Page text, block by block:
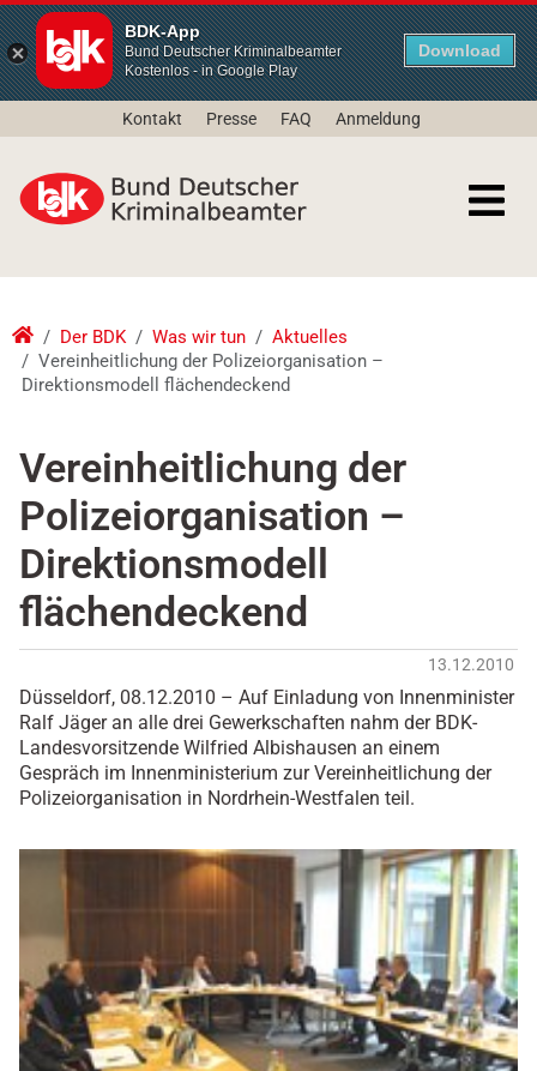
BDK-App
Bund Deutscher Kriminalbeamter
Kostenlos - in Google Play
Download
Kontakt Presse FAQ Anmeldung
Der BDK Was wir tun
Aktuelles
Vereinheitlichung der Polizeiorganisation –
Direktionsmodell flächendeckend
Vereinheitlichung der
Polizeiorganisation –
Direktionsmodell
flächendeckend
13.12.2010
Düsseldorf, 08.12.2010 – Auf Einladung von Innenminister
Ralf Jäger an alle drei Gewerkschaften nahm der BDK-
Landesvorsitzende Wilfried Albishausen an einem
Gespräch im Innenministerium zur Vereinheitlichung der
Polizeiorganisation in Nordrhein-Westfalen teil.